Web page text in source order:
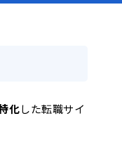
化した転職サイ